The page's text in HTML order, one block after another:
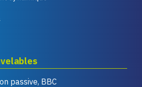
passive, BBC